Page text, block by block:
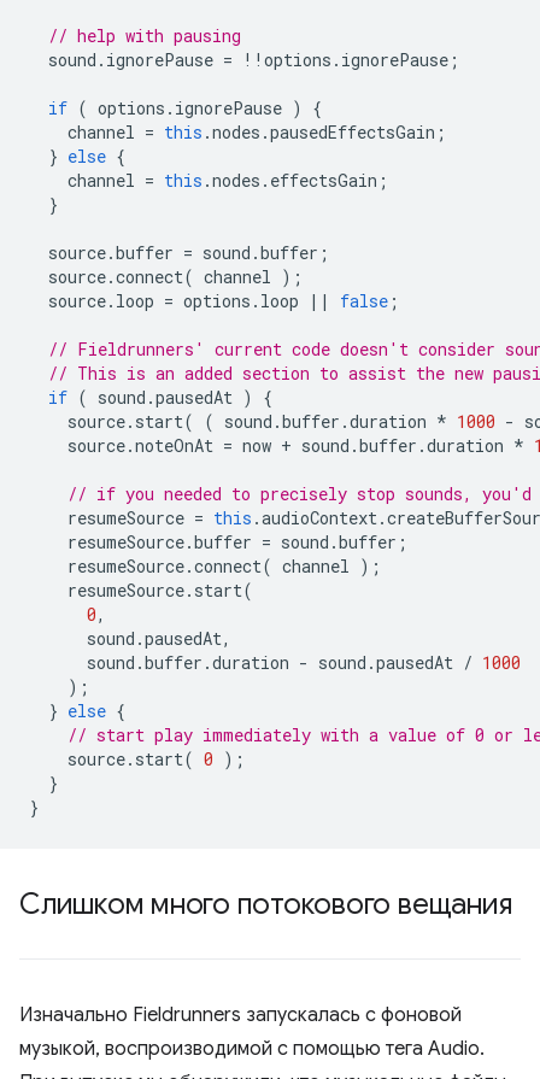
// help with pausing
sound . ignorePause = !! options . ignorePause ;
if ( options . ignorePause )
{
channel = this .nodes .pausedEffectsGain ;
} else {
channel = this .nodes . effectsGain ;
}
source.buffer = sound .buffer ;
source.connect( channel );
source. loop = options . loop || false ;
// Fieldrunners' current code doesn't consider
// This is an added section to assist the new
if ( sound .pausedAt )
{
source. start( ( sound .buffer .duration * 1000 -
source.noteOnAt = now + sound .buffer .duration *
// if you needed to precisely stop sounds,
resumeSource = this .audioContext.
resumeSource.buffer = sound .buffer ;
resumeSource.connect( channel );
resumeSource. start(
0,
sound .pausedAt,
sound .buffer .duration - sound .pausedAt / 1000
);
} else {
// start play immediately with a value of 0 or
source. start( 0 );
}
}
Слишком много потокового вещания
Изначально Fieldrunners запускалась с фоновой
музыкой, воспроизводимой с помощью тега Audio.